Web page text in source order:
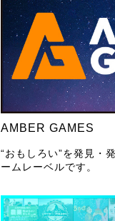
AMBER GAMES
“おもしろい”を発見・
ームレーベルです。